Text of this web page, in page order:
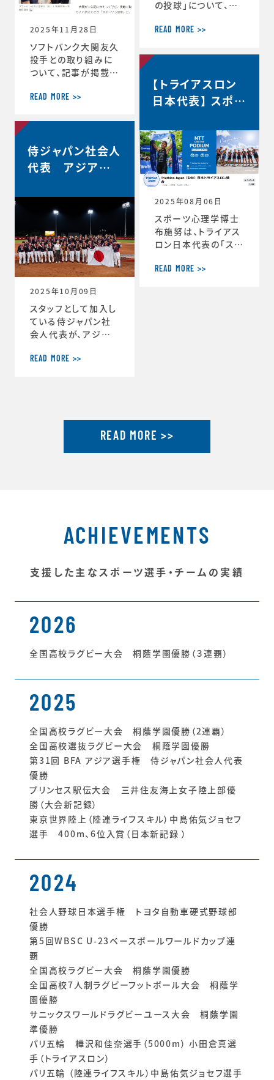
自分の最高を引き出
ツ心理学博士が語る
結果を出し続ける人
の
2025年11月28日
ソフトバンク大関友久
投手との取り組みに
ついて、記事が掲載さ
理学で結果 大関投
＜朝日新聞デジタル
ahi.com/articles/
DA3S16351620.ht
ml
READ MORE >>
の投球」について、イ
ます。速球140km／
フトバンク大関友久
エンスです」https://
topics.smt.doco
mo.ne.jp/article/
day-445985
READ MORE >>
侍ジャパン社会人
代表 アジア選
2025年10月09日
スタッフとして加入し
ている侍ジャパン社
会人代表が、アジア
ました。アジア選手権
l.jp/jp/news/pres
s/20250930_1.ht
READ MORE >>
【トライアスロン
日本代表】 スポー
ト/ハイパフォーマ
ンスコーチ 就任
2025年08月06日
スポーツ心理学博士
布施努は、トライアス
ロン日本代表の「スポ
ハイパフォーマンスコ
READ MORE >>
READ MORE >>
ACHIEVEMENTS
支援した主なスポーツ選手・チームの実績
2026
全国高校ラグビー大会 桐蔭学園優勝（３連覇）
2025
全国高校ラグビー大会 桐蔭学園優勝（2連覇）
全国高校選抜ラグビー大会 桐蔭学園優勝
第31回 BFA アジア選手権 侍ジャパン社会人代表
優勝
プリンセス駅伝大会 三井住友海上女子陸上部優
勝（大会新記録）
東京世界陸上（陸連ライフスキル）中島佑気ジョセフ
選手 400m、6位入賞（日本新記録 ）
2024
社会人野球日本選手権 トヨタ自動車硬式野球部
優勝
第5回WBSC U-23ベースボールワールドカップ連
覇
全国高校ラグビー大会 桐蔭学園優勝
全国高校7人制ラグビーフットボール大会 桐蔭学
園優勝
サニックスワールドラグビーユース大会 桐蔭学園
準優勝
パリ五輪 樺沢和佳奈選手（5000m） 小田倉真選
手（トライアスロン）
パリ五輪 （陸連ライフスキル）中島佑気ジョセフ選手